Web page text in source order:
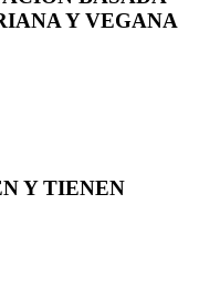
Y VEGANA
Y TIENEN